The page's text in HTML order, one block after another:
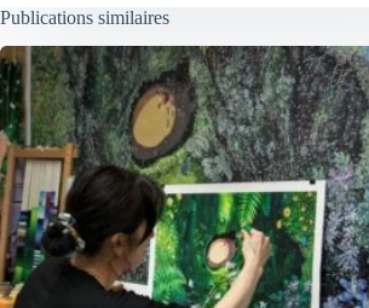
Publications similaires